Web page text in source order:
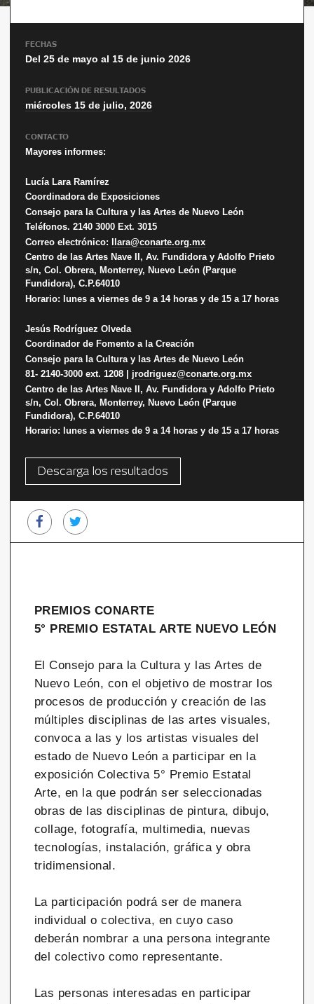
FECHAS
Del 25 de mayo al 15 de junio 2026
PUBLICACIÓN DE RESULTADOS
miércoles 15 de julio, 2026
CONTACTO
Mayores informes:
Lucía Lara Ramírez
Coordinadora de Exposiciones
Consejo para la Cultura y las Artes de Nuevo León
Teléfonos. 2140 3000 Ext. 3015
Correo electrónico:
llara@conarte.org.mx
Centro de las Artes Nave II, Av. Fundidora y Adolfo Prieto
s/n, Col. Obrera, Monterrey, Nuevo León (Parque
Fundidora), C.P.64010
Horario: lunes a viernes de 9 a 14 horas y de 15 a 17 horas
Jesús Rodríguez Olveda
Coordinador de Fomento a la Creación
Consejo para la Cultura y las Artes de Nuevo León
81- 2140-3000 ext. 1208 | jrodriguez@conarte.org.mx
Centro de las Artes Nave II, Av. Fundidora y Adolfo Prieto
s/n, Col. Obrera, Monterrey, Nuevo León (Parque
Fundidora), C.P.64010
Horario: lunes a viernes de 9 a 14 horas y de 15 a 17 horas
Descarga los resultados
PREMIOS CONARTE
5° PREMIO ESTATAL ARTE NUEVO LEÓN
El Consejo para la Cultura y las Artes de
Nuevo León, con el objetivo de mostrar los
procesos de producción y creación de las
múltiples disciplinas de las artes visuales,
convoca a las y los artistas visuales del
estado de Nuevo León a participar en la
exposición Colectiva 5° Premio Estatal
Arte, en la que podrán ser seleccionadas
obras de las disciplinas de pintura, dibujo,
collage, fotografía, multimedia, nuevas
tecnologías, instalación, gráfica y obra
tridimensional.
La participación podrá ser de manera
individual o colectiva, en cuyo caso
deberán nombrar a una persona integrante
del colectivo como representante.
Las personas interesadas en participar